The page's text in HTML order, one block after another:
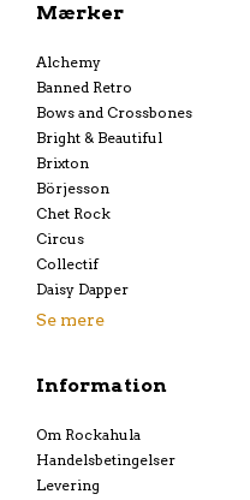
Mærker
Alchemy
Banned Retro
Bows and Crossbones
Bright & Beautiful
Brixton
Börjesson
Chet Rock
Circus
Collectif
Daisy Dapper
Se mere
Information
Om Rockahula
Handelsbetingelser
Levering